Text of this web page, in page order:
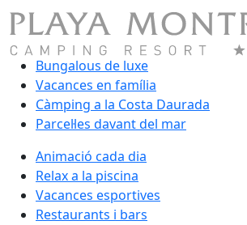
Bungalous de luxe
Vacances en família
Càmping a la Costa Daurada
Parcel·les davant del mar
Animació cada dia
Relax a la piscina
Vacances esportives
Restaurants i bars